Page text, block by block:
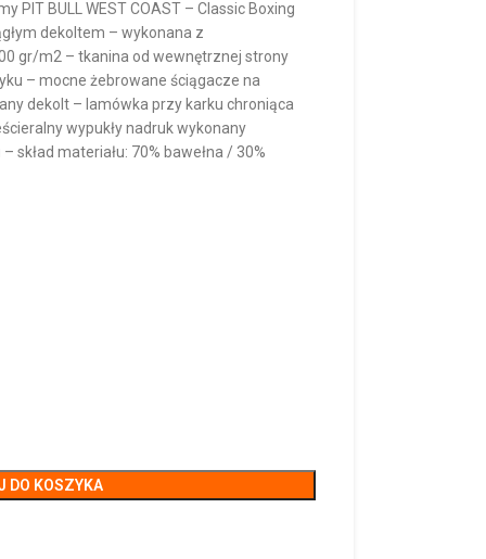
PIT BULL WEST COAST – Classic Boxing
dekoltem – wykonana z
gr/m2 – tkanina od wewnętrznej strony
– mocne żebrowane ściągacze na
dekolt – lamówka przy karku chroniąca
wypukły nadruk wykonany
materiału: 70% bawełna / 30%
DO KOSZYKA